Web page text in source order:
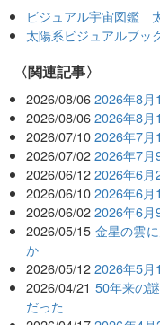
ビジュアル宇宙図鑑
太陽系ビジュアルブッ
関連記事
2026/08/06 2026年8月
2026/08/06 2026年8月
2026/07/10 2026年7月
2026/07/02 2026年7月
2026/06/12 2026年6月
2026/06/10 2026年6月
2026/06/02 2026年6月
2026/05/15 金星の雲
か
2026/05/12 2026年5月
2026/04/21 50年来の
だった